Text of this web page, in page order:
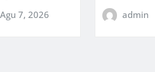
Agu 7, 2026 admin